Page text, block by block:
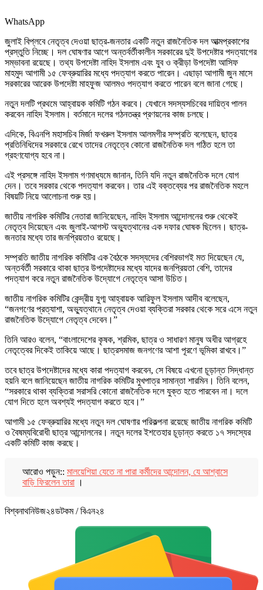
WhatsApp
জুলাই বিপ্লবে নেতৃত্ব দেওয়া ছাত্র-জনতার একটি নতুন রাজনৈতিক দল আত্মপ্রকাশের
প্রস্তুতি নিচ্ছে। দল ঘোষণার আগে অন্তর্বর্তীকালীন সরকারের দুই উপদেষ্টার পদত্যাগের
সম্ভাবনা রয়েছে। তথ্য উপদেষ্টা নাহিদ ইসলাম এবং যুব ও ক্রীড়া উপদেষ্টা আসিফ
মাহমুদ আগামী ১৫ ফেব্রুয়ারির মধ্যে পদত্যাগ করতে পারেন। এছাড়া আগামী জুন মাসে
সরকারের আরেক উপদেষ্টা মাহফুজ আলমও পদত্যাগ করতে পারেন বলে জানা গেছে।
নতুন দলটি প্রথমে আহ্বায়ক কমিটি গঠন করবে। যেখানে সদস্যসচিবের দায়িত্ব পালন
করবেন নাহিদ ইসলাম। বর্তমানে দলের গঠনতন্ত্র প্রণয়নের কাজ চলছে।
এদিকে, বিএনপি মহাসচিব মির্জা ফখরুল ইসলাম আলমগীর সম্প্রতি বলেছেন, ছাত্র
প্রতিনিধিদের সরকারে রেখে তাদের নেতৃত্বে কোনো রাজনৈতিক দল গঠিত হলে তা
গ্রহণযোগ্য হবে না।
এই প্রসঙ্গে নাহিদ ইসলাম গণমাধ্যমে জানান, তিনি যদি নতুন রাজনৈতিক দলে যোগ
দেন। তবে সরকার থেকে পদত্যাগ করবেন। তার এই বক্তব্যের পর রাজনৈতিক মহলে
বিষয়টি নিয়ে আলোচনা শুরু হয়।
জাতীয় নাগরিক কমিটির নেতারা জানিয়েছেন, নাহিদ ইসলাম আন্দোলনের শুরু থেকেই
নেতৃত্ব দিয়েছেন এবং জুলাই-আগস্ট অভ্যুত্থানের এক দফার ঘোষক ছিলেন। ছাত্র-
জনতার মধ্যে তার জনপ্রিয়তাও রয়েছে।
সম্প্রতি জাতীয় নাগরিক কমিটির এক বৈঠকে সদস্যদের বেশিরভাগই মত দিয়েছেন যে,
অন্তর্বর্তী সরকারে থাকা ছাত্র উপদেষ্টাদের মধ্যে যাদের জনপ্রিয়তা বেশি, তাদের
পদত্যাগ করে নতুন রাজনৈতিক উদ্যোগে নেতৃত্বে আসা উচিত।
জাতীয় নাগরিক কমিটির কেন্দ্রীয় যুগ্ম আহ্বায়ক আরিফুল ইসলাম আদীব বলেছেন,
“জনগণের প্রত্যাশা, অভ্যুত্থানে নেতৃত্ব দেওয়া ব্যক্তিরা সরকার থেকে সরে এসে নতুন
রাজনৈতিক উদ্যোগে নেতৃত্ব দেবেন।”
তিনি আরও বলেন, “বাংলাদেশের কৃষক, শ্রমিক, ছাত্র ও সাধারণ মানুষ অধীর আগ্রহে
নেতৃত্বের দিকেই তাকিয়ে আছে। ছাত্রসমাজ জনগণের আশা পূরণে ভূমিকা রাখবে।”
তবে ছাত্র উপদেষ্টাদের মধ্যে কারা পদত্যাগ করবেন, সে বিষয়ে এখনো চূড়ান্ত সিদ্ধান্ত
হয়নি বলে জানিয়েছেন জাতীয় নাগরিক কমিটির মুখপাত্র সামান্তা শারমিন। তিনি বলেন,
“সরকারে থাকা ব্যক্তিরা সরাসরি কোনো রাজনৈতিক দলে যুক্ত হতে পারবেন না। দলে
যোগ দিতে হলে অবশ্যই পদত্যাগ করতে হবে।”
আগামী ১৫ ফেব্রুয়ারির মধ্যে নতুন দল ঘোষণার পরিকল্পনা রয়েছে জাতীয় নাগরিক কমিটি
ও বৈষম্যবিরোধী ছাত্র আন্দোলনের। নতুন দলের ইশতেহার চূড়ান্ত করতে ১৭ সদস্যের
একটি কমিটি কাজ করছে।
আরোও পড়ুন:: মালয়েশিয়া যেতে না পারা কর্মীদের আন্দোলন, যে আশ্বাসে
বাড়ি ফিরলেন তারা ।
বিশ্বনাথনিউজ২৪ডটকম / বিএন২৪